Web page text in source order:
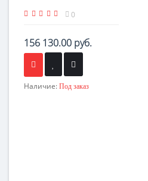
0
156 130.00 руб.
Наличие: Под заказ